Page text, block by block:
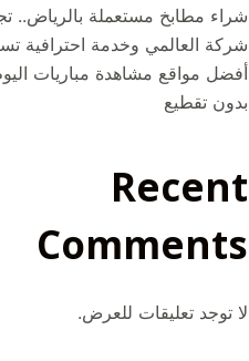
شراء مطابخ مستعملة بالرياض..
شركة العالمي وخدمة احترافية
أفضل مواقع مشاهدة مباريات
بدون تقطيع
Recent
Comments
لا توجد تعليقات للعرض.